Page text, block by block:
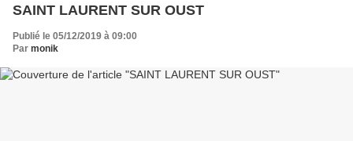
SAINT LAURENT SUR OUST
Publié le 05/12/2019 à 09:00
Par monik